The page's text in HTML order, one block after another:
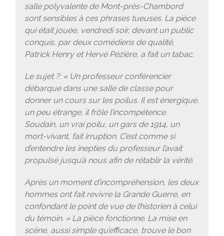
salle polyvalente de Mont-près-Chambord
sont sensibles à ces phrases tueuses. La pièce
qui était jouée, vendredi soir, devant un public
conquis, par deux comédiens de qualité,
Patrick Henry et Hervé Pézière, a fait un tabac.
Le sujet ?: « Un professeur conférencier
débarque dans une salle de classe pour
donner un cours sur les poilus. Il est énergique,
un peu étrange, il frôle l’incompétence.
Soudain, un vrai poilu, un gars de 1914, un
mort-vivant, fait irruption. C’est comme si
d’entendre les inepties du professeur l’avait
propulsé jusqu’à nous afin de rétablir la vérité.
Après un moment d’incompréhension, les deux
hommes ont fait revivre la Grande Guerre, en
confondant le point de vue de l’historien à celui
du témoin. » La pièce fonctionne. La mise en
scène, aussi simple qu’efficace, trouve le bon